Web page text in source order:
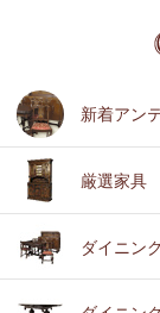
新着アン
厳選家具
ダイニン